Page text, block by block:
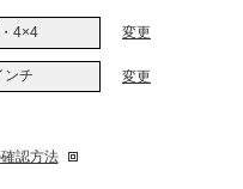
4×4 変更
ンチ 変更
認方法